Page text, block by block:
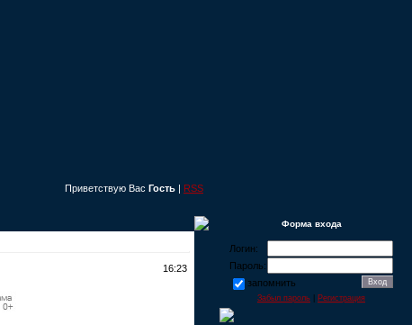
Приветствую Вас Гость | RSS
16:23
Форма входа
Логин:
Пароль:
запомнить
Забыл пароль Регистрация